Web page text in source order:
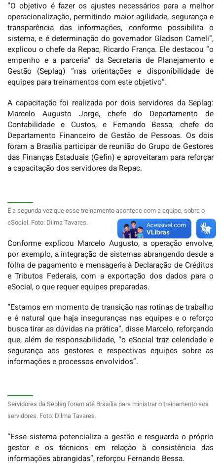
“O objetivo é fazer os ajustes necessários para a melhor
operacionalização, permitindo maior agilidade, segurança e
transparência das informações, conforme possibilita o
sistema, e é determinação do governador Gladson Cameli”,
explicou o chefe da Repac, Ricardo França. Ele destacou “o
empenho e a parceria” da Secretaria de Planejamento e
Gestão (Seplag) “nas orientações e disponibilidade de
equipes para treinamentos com este objetivo”.
A capacitação foi realizada por dois servidores da Seplag:
Marcelo Augusto Jorge, chefe do Departamento de
Contabilidade e Custos, e Fernando Bessa, chefe do
Departamento Financeiro de Gestão de Pessoas. Os dois
foram a Brasília participar de reunião do Grupo de Gestores
das Finanças Estaduais (Gefin) e aproveitaram para reforçar
a capacitação dos servidores da Repac.
É a segunda vez que esse treinamento acontece com a equipe, sobre o
eSocial. Foto: Dilma Tavares.
Conforme explicou Marcelo Augusto, a operação envolve,
por exemplo, a integração de sistemas abrangendo desde a
folha de pagamento e mensageria à Declaração de Créditos
e Tributos Federais, com a exportação dos dados para o
eSocial, o que requer equipes preparadas.
“Estamos em momento de transição nas rotinas de trabalho
e é natural que haja inseguranças nas equipes e o reforço
busca tirar as dúvidas na prática”, disse Marcelo, reforçando
que, além de responsabilidade, “o eSocial traz celeridade e
segurança aos gestores e respectivas equipes sobre as
informações e processos envolvidos”.
Servidores da Seplag foram até Brasília para ministrar o treinamento aos
servidores. Foto: Dilma Tavares.
“Esse sistema potencializa a gestão e resguarda o próprio
gestor e os técnicos em relação à consistência das
informações abrangidas”, reforçou Fernando Bessa.